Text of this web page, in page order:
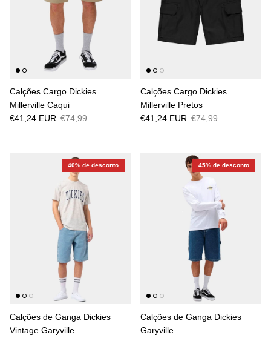
Calções Cargo Dickies
Millerville Caqui
€41,24 EUR €74,99
Calções Cargo Dickies
Millerville Pretos
€41,24 EUR €74,99
40% de desconto
Calções de Ganga Dickies
Vintage Garyville
45% de desconto
Calções de Ganga Dickies
Garyville